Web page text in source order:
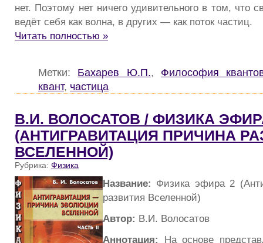
нет. Поэтому нет ничего удивительного в том, что
ведёт себя как волна, в других — как поток частиц.
Читать полностью »
Метки: Бахарев Ю.П., Философия
квант, частица
В.И. ВОЛОСАТОВ / ФИЗИКА
(АНТИГРАВИТАЦИЯ ПРИЧИНА
ВСЕЛЕННОЙ)
Рубрика: Физика
Название: Физика эфира 2
развития Вселенной)
Автор: В.И. Волосатов
Аннотация: На основе